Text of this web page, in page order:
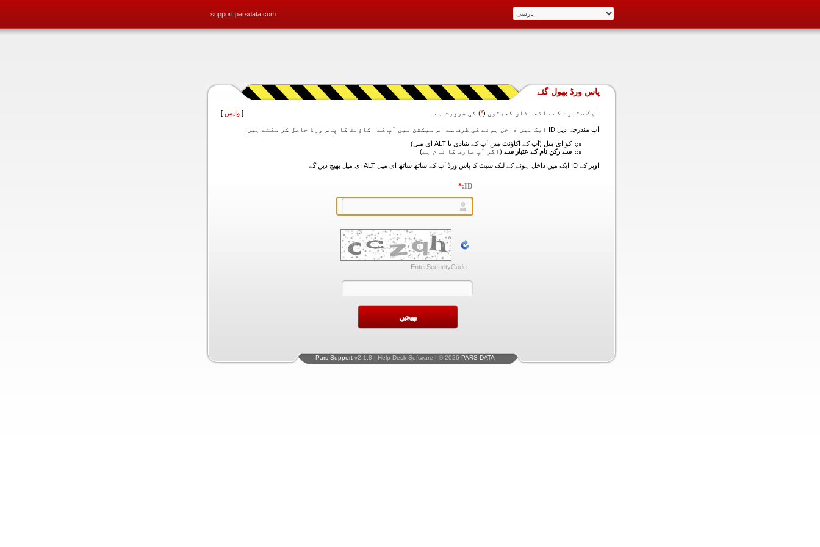
support.parsdata.com
پاس ورڈ بھول گئے
ایک ستارے کے ساتھ نشان کھیتوں (*) کی ضرورت ہے. [ واپس ]
آپ مندرجہ ذیل ID ایک میں داخل ہونے کی طرف سے اس سیکشن میں آپ کے اکاؤنٹ کا پاس ورڈ حاصل کر سکتے ہیں:
کو ای میل (آپ کے اکاؤنٹ میں آپ کے بنیادی یا ALT ای میل)
سے رکن نام کے عتبار سے (اگر آپ صارف کا نام ہے)
اوپر کے ID ایک میں داخل ہونے کے لنک سیٹ کا پاس ورڈ آپ کے ساتھ ساتھ ای میل ALT ای میل بھیج دیں گے.
ID:
*
EnterSecurityCode
Pars Support v2.1.8 | Help Desk Software | © 2026 PARS DATA